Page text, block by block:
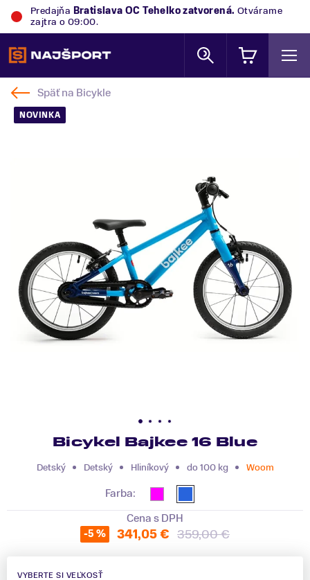
Predajňa Bratislava OC Tehelkozatvorená. Otvárame
zajtra o 09:00.
Späť na Bicykle
NOVINKA
Bicykel Bajkee 16 Blue
Detský Detský Hliníkový do 100 kg Woom
Farba:
Cena s DPH
-5 % 341,05 € 359,00 €
VYBERTE SI VEĽKOSŤ